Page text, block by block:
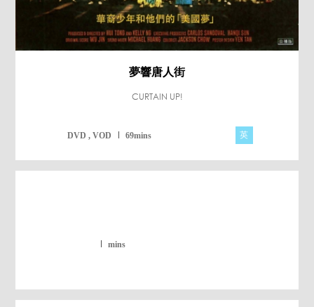
夢響唐人街
CURTAIN UP!
DVD , VOD 69mins 英
mins